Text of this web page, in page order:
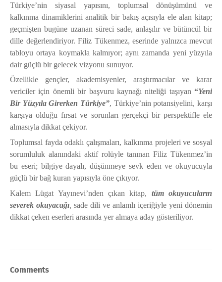
Türkiye’nin siyasal yapısını, toplumsal dönüşümünü ve
kalkınma dinamiklerini analitik bir bakış açısıyla ele alan kitap;
geçmişten bugüne uzanan süreci sade, anlaşılır ve bütüncül bir
dille değerlendiriyor. Filiz Tükenmez, eserinde yalnızca mevcut
tabloyu ortaya koymakla kalmıyor; aynı zamanda yeni yüzyıla
dair güçlü bir gelecek vizyonu sunuyor.
Özellikle gençler, akademisyenler, araştırmacılar ve karar
vericiler için önemli bir başvuru kaynağı niteliği taşıyan “Yeni
Bir Yüzyıla Girerken Türkiye”, Türkiye’nin potansiyelini, karşı
karşıya olduğu fırsat ve sorunları gerçekçi bir perspektifle ele
almasıyla dikkat çekiyor.
Toplumsal fayda odaklı çalışmaları, kalkınma projeleri ve sosyal
sorumluluk alanındaki aktif rolüyle tanınan Filiz Tükenmez’in
bu eseri; bilgiye dayalı, düşünmeye sevk eden ve okuyucuyla
güçlü bir bağ kuran yapısıyla öne çıkıyor.
Kalem Lügat Yayınevi’nden çıkan kitap, tüm okuyucuların
severek okuyacağı sade dili ve anlamlı içeriğiyle yeni dönemin
dikkat çeken eserleri arasında yer almaya aday gösteriliyor.
Comments